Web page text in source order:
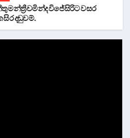
මන්ත්‍රී චමින්ද විජේසිරිට වසර
දඬුවම්.